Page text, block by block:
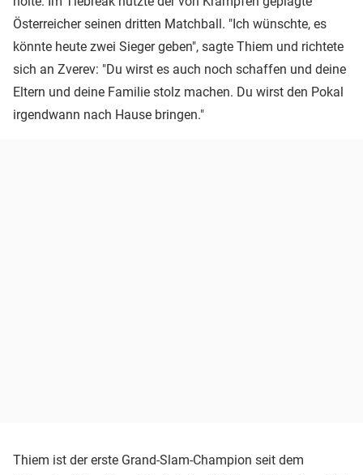
Österreicher seinen dritten Matchball. "Ich wünschte, es
könnte heute zwei Sieger geben", sagte Thiem und richtete
sich an Zverev: "Du wirst es auch noch schaffen und deine
Eltern und deine Familie stolz machen. Du wirst den Pokal
irgendwann nach Hause bringen."
Thiem ist der erste Grand-Slam-Champion seit dem